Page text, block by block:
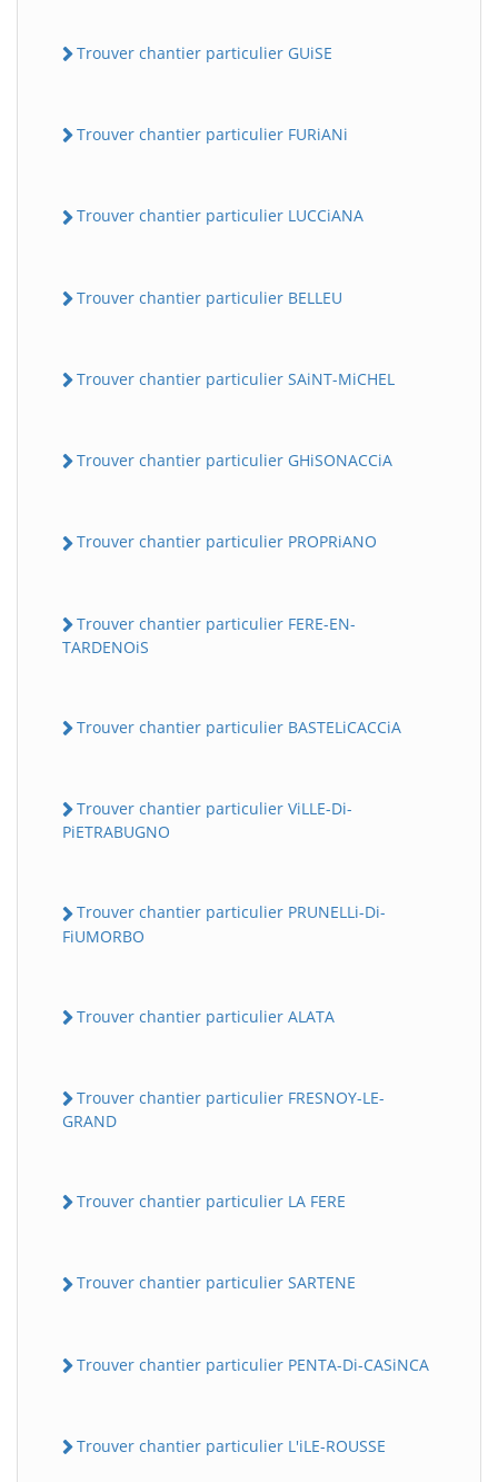
Trouver chantier particulier GUiSE
Trouver chantier particulier FURiANi
Trouver chantier particulier LUCCiANA
Trouver chantier particulier BELLEU
Trouver chantier particulier SAiNT-MiCHEL
Trouver chantier particulier GHiSONACCiA
Trouver chantier particulier PROPRiANO
Trouver chantier particulier FERE-EN-
TARDENOiS
Trouver chantier particulier BASTELiCACCiA
Trouver chantier particulier ViLLE-Di-
PiETRABUGNO
Trouver chantier particulier PRUNELLi-Di-
FiUMORBO
Trouver chantier particulier ALATA
Trouver chantier particulier FRESNOY-LE-
GRAND
Trouver chantier particulier LA FERE
Trouver chantier particulier SARTENE
Trouver chantier particulier PENTA-Di-CASiNCA
Trouver chantier particulier L'iLE-ROUSSE